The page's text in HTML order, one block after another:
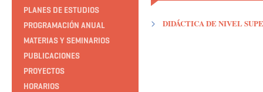
PLANES DE ESTUDIOS
PROGRAMACIÓN ANUAL
MATERIAS Y SEMINARIOS
PUBLICACIONES
PROYECTOS
HORARIOS
DIDÁCTICA DE NIVEL